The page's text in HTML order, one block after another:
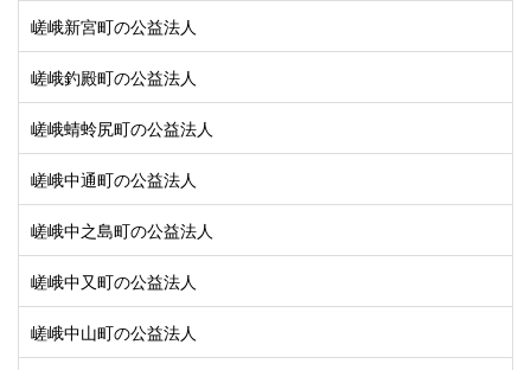
嵯峨新宮町の公益法人
嵯峨釣殿町の公益法人
嵯峨蜻蛉尻町の公益法人
嵯峨中通町の公益法人
嵯峨中之島町の公益法人
嵯峨中又町の公益法人
嵯峨中山町の公益法人